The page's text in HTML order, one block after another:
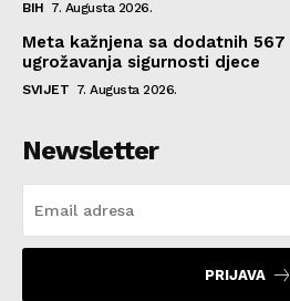
BIH 7. Augusta 2026.
Meta kažnjena sa dodatnih
ugrožavanja sigurnosti djece
SVIJET 7. Augusta 2026.
Newsletter
PRIJAVA